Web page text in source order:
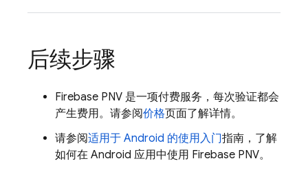
后续步骤
Firebase PNV 是一项付费服务，每次验证都会
产生费用。请参阅价格页面了解详情。
请参阅适用于 Android 的使用入门指南，了解
如何在 Android 应用中使用 Firebase PNV。